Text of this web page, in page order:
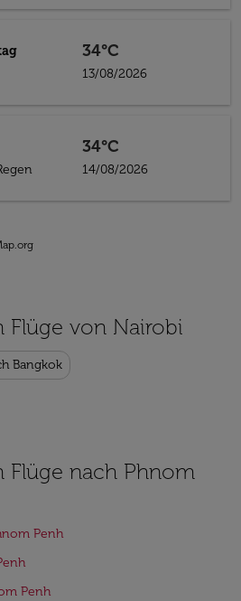
34°C
13/08/2026
34°C
14/08/2026
Flüge von Nairobi
Bangkok
Flüge nach Phnom
Penh
Penh